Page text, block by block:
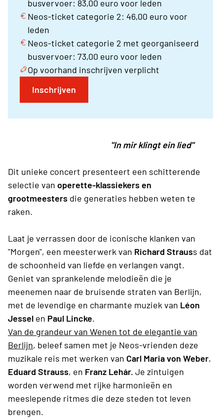
busvervoer: 83,00 euro voor leden
Neos-ticket categorie 2: 46,00 euro voor
leden
Neos-ticket categorie 2 met georganiseerd
busvervoer: 73,00 euro voor leden
Op voorhand inschrijven verplicht
Inschrijven
"In mir klingt ein lied"
Dit unieke concert presenteert een schitterende
selectie van operette-klassiekers en
grootmeesters die generaties hebben weten te
raken.
Laat je verrassen door de iconische klanken van
"Morgen", een meesterwerk van Richard Strauss dat
de schoonheid van liefde en verlangen vangt.
Geniet van sprankelende melodieën die je
meenemen naar de bruisende straten van Berlijn,
met de levendige en charmante muziek van Léon
Jessel en Paul Lincke.
Van de grandeur van Wenen tot de elegantie van
Berlijn, beleef samen met je Neos-vrienden deze
muzikale reis met werken van Carl Maria von Weber,
Eduard Strauss, en Franz Lehár. Je zintuigen
worden verwend met rijke harmonieën en
meeslepende ritmes die deze steden tot leven
brengen.